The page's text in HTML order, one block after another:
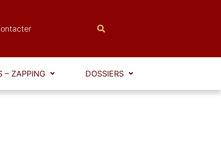
– ZAPPING DOSSIERS